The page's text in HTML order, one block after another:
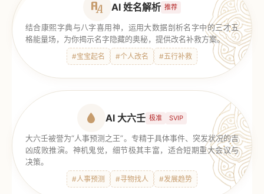
AI 姓名解析 推荐
结合康熙字典与八字喜用神，运用大数据剖析名字中的三才五
格能量场，为你揭示名字隐藏的奥秘，提供改名补救方案。
#宝宝起名 #个人改名 #五行补救
AI 大六壬 极准 SVIP
大六壬被誉为“人事预测之王”。专精于具体事件、突发状况的吉
凶成败推演。神机鬼觉，细节极其丰富，适合短期重大会议与
决策。
#人事预测 #寻物找人 #发展趋势